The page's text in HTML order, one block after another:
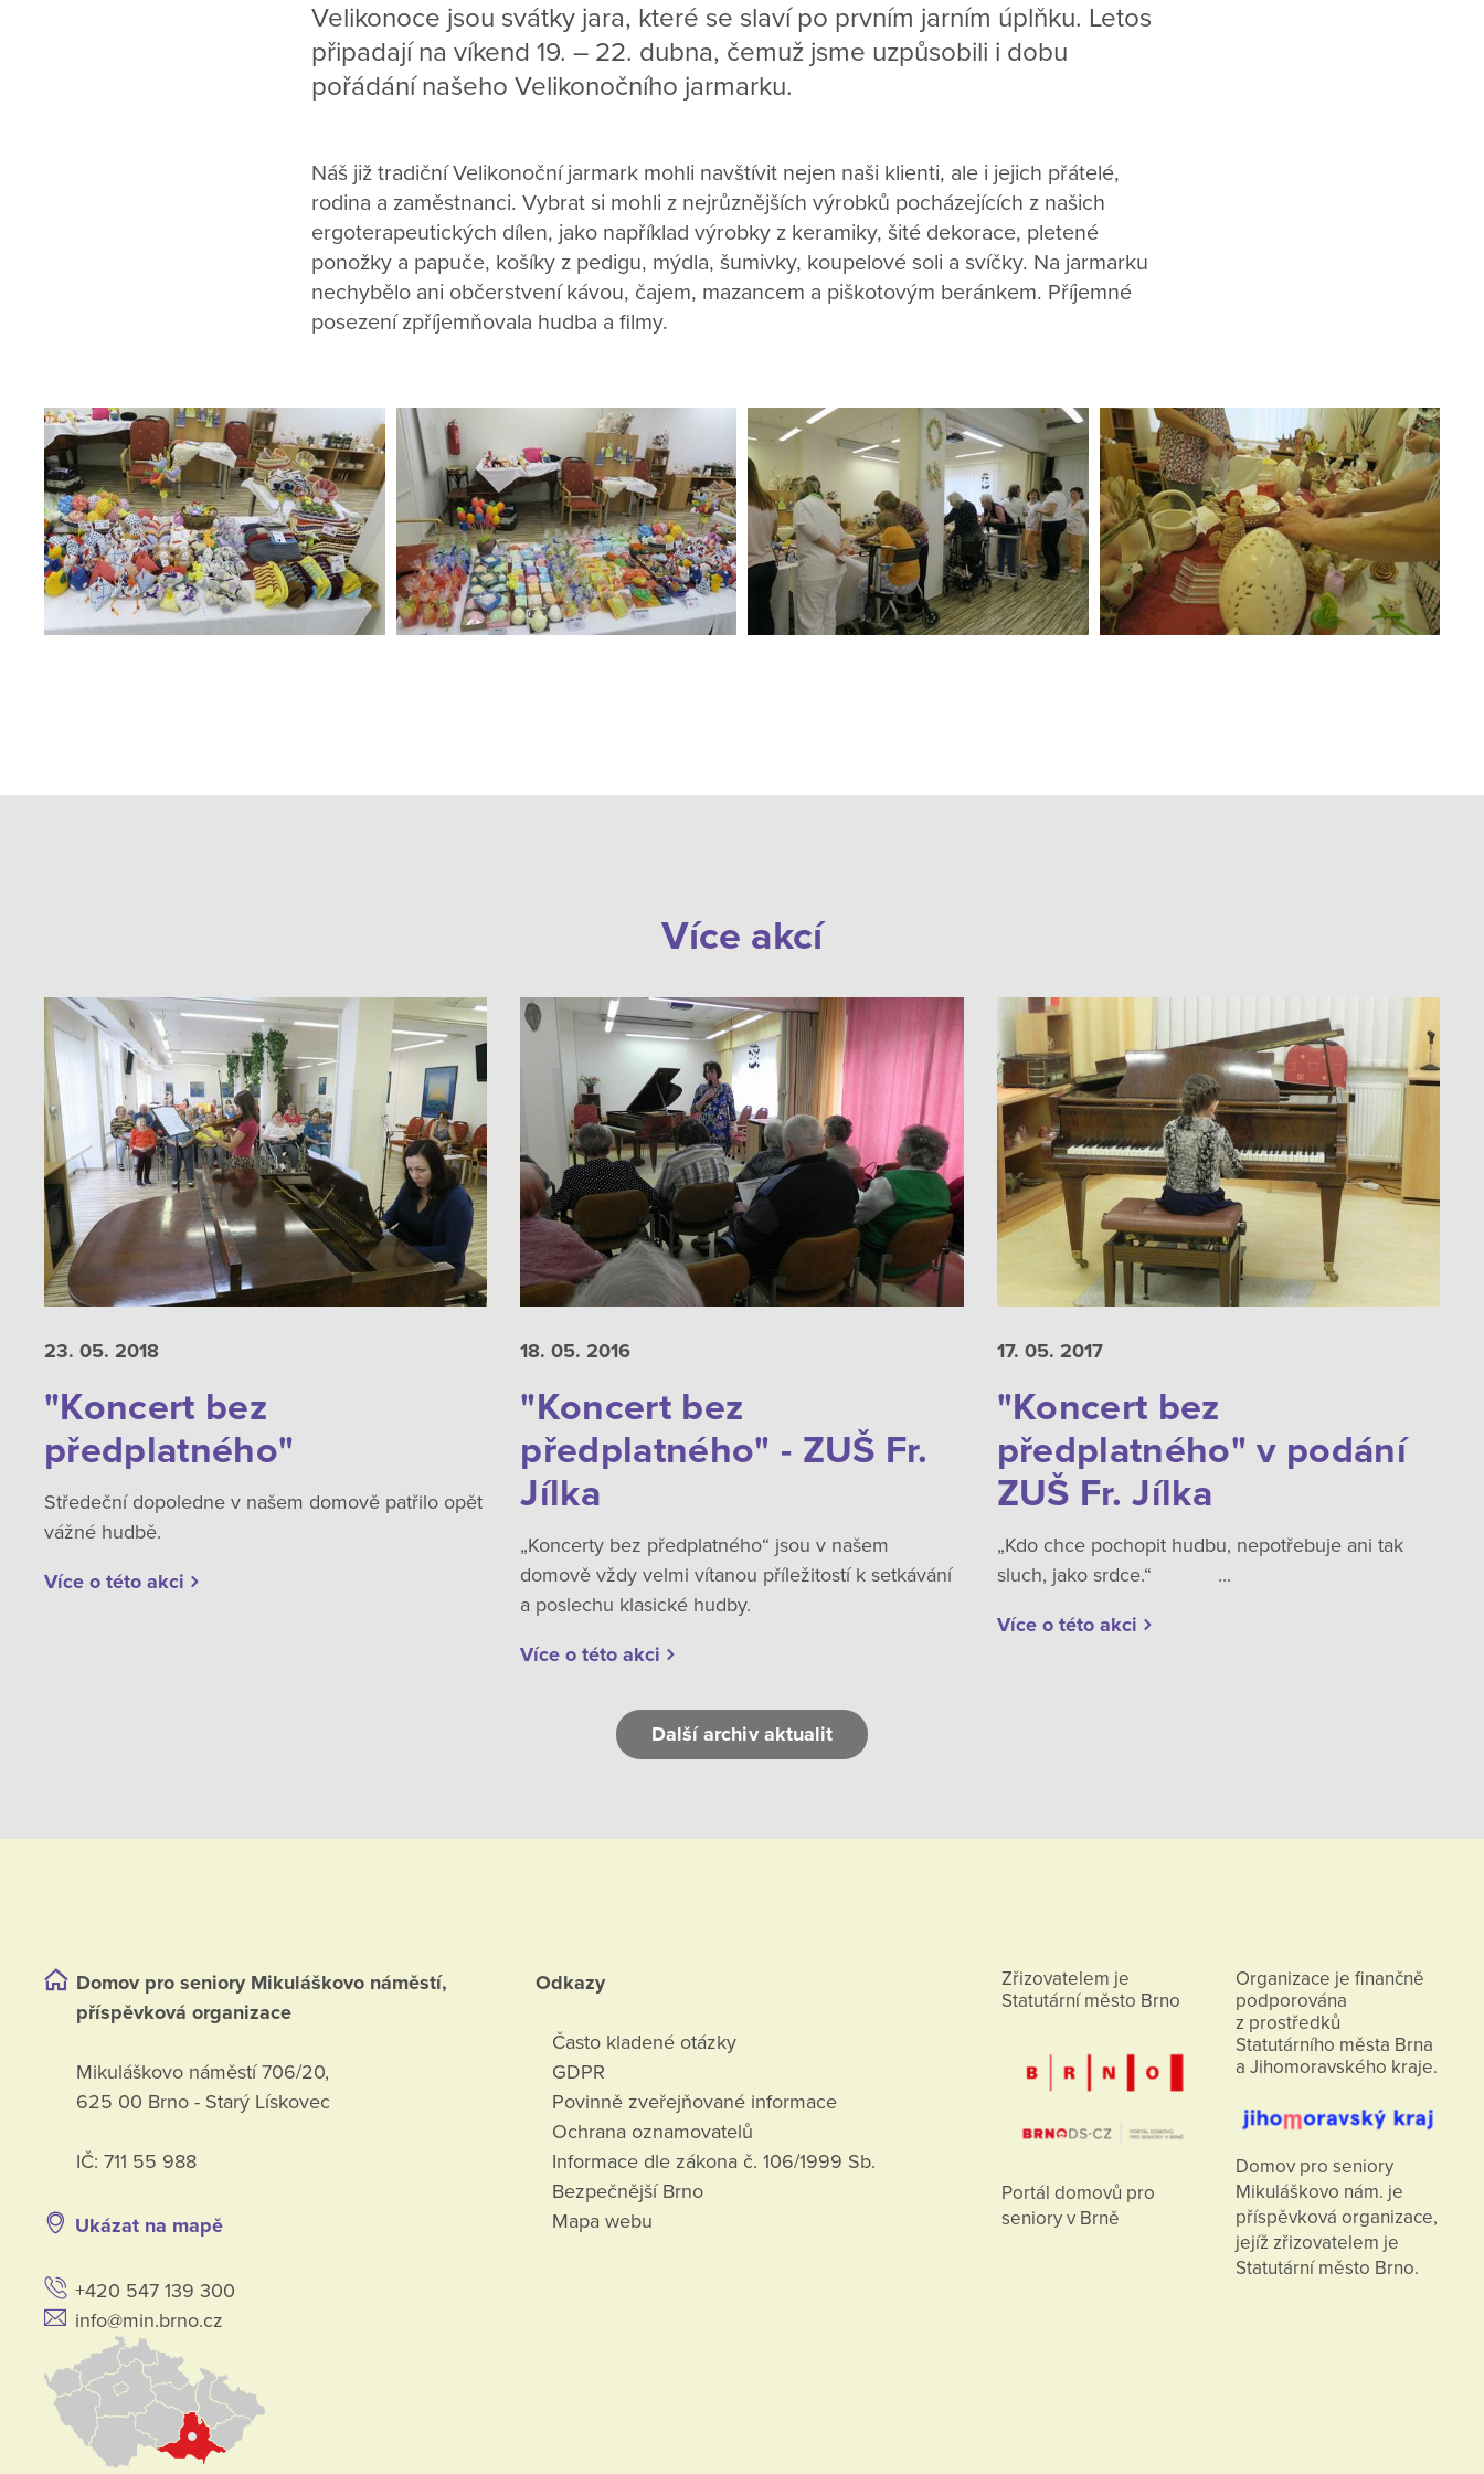
Velikonoce jsou svátky jara, které se slaví po prvním jarním úplňku. Letos
připadají na víkend 19. – 22. dubna, čemuž jsme uzpůsobili i dobu
pořádání našeho Velikonočního jarmarku.
Náš již tradiční Velikonoční jarmark mohli navštívit nejen naši klienti, ale i jejich přátelé,
rodina a zaměstnanci. Vybrat si mohli z nejrůznějších výrobků pocházejících z našich
ergoterapeutických dílen, jako například výrobky z keramiky, šité dekorace, pletené
ponožky a papuče, košíky z pedigu, mýdla, šumivky, koupelové soli a svíčky. Na jarmarku
nechybělo ani občerstvení kávou, čajem, mazancem a piškotovým beránkem. Příjemné
posezení zpříjemňovala hudba a filmy.
Více akcí
23. 05. 2018
"Koncert bez
předplatného"
Středeční dopoledne v našem domově patřilo opět
vážné hudbě.
Více o této akci
18. 05. 2016
"Koncert bez
předplatného" - ZUŠ Fr.
Jílka
„Koncerty bez předplatného“ jsou v našem
domově vždy velmi vítanou příležitostí k setkávání
a poslechu klasické hudby.
Více o této akci
17. 05. 2017
"Koncert bez
předplatného" v podání
ZUŠ Fr. Jílka
„Kdo chce pochopit hudbu, nepotřebuje ani tak
sluch, jako srdce.“ ...
Více o této akci
Další archiv aktualit
Domov pro seniory Mikuláškovo náměstí,
příspěvková organizace
Mikuláškovo náměstí 706/20,
625 00 Brno - Starý Lískovec
IČ: 711 55 988
Ukázat na mapě
+420 547 139 300
info@min.brno.cz
Odkazy
Často kladené otázky
GDPR
Povinně zveřejňované informace
Ochrana oznamovatelů
Informace dle zákona č. 106/1999 Sb.
Bezpečnější Brno
Mapa webu
Zřizovatelem je
Statutární město Brno
Portál domovů pro
seniory v Brně
Organizace je finančně
podporována
z prostředků
Statutárního města Brna
a Jihomoravského kraje.
Domov pro seniory
Mikuláškovo nám. je
příspěvková organizace,
jejíž zřizovatelem je
Statutární město Brno.